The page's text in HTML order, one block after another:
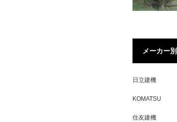
メーカー
日立建機
KOMATSU
住友建機